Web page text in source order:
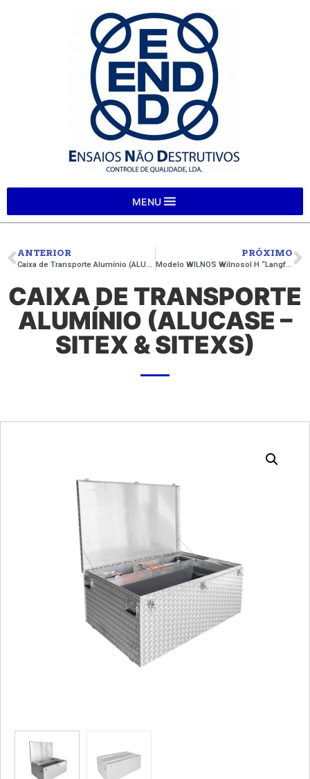
MENU
ANTERIOR
Caixa de Transporte Alumínio (ALUCASE – SITEX CPSERIES)
PRÓXIMO
Modelo WILNOS Wilnosol H “Langfeld”, ref. 20 08 02
CAIXA DE TRANSPORTE
ALUMÍNIO (ALUCASE –
SITEX & SITEXS)